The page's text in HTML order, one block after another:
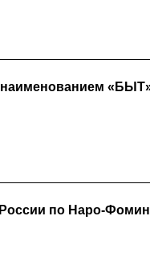
по Наро-